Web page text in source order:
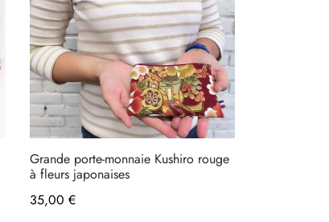
Grande porte-monnaie Kushiro rouge
à fleurs japonaises
35,00 €